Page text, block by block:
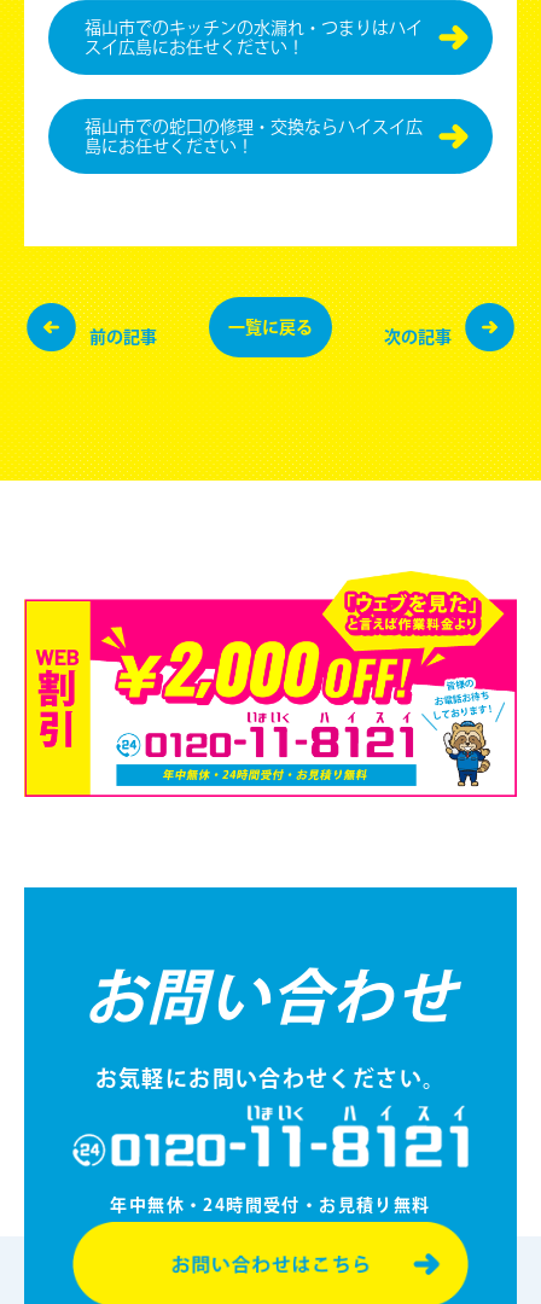
福⼭市でのキッチンの水漏れ・つまりはハイ
スイ広島にお任せください！
福⼭市での蛇口の修理・交換ならハイスイ広
島にお任せください！
前の記事
一覧に戻る
次の記事
お問い合わせ
お気軽にお問い合わせください。
年中無休・24時間受付・お⾒積り無料